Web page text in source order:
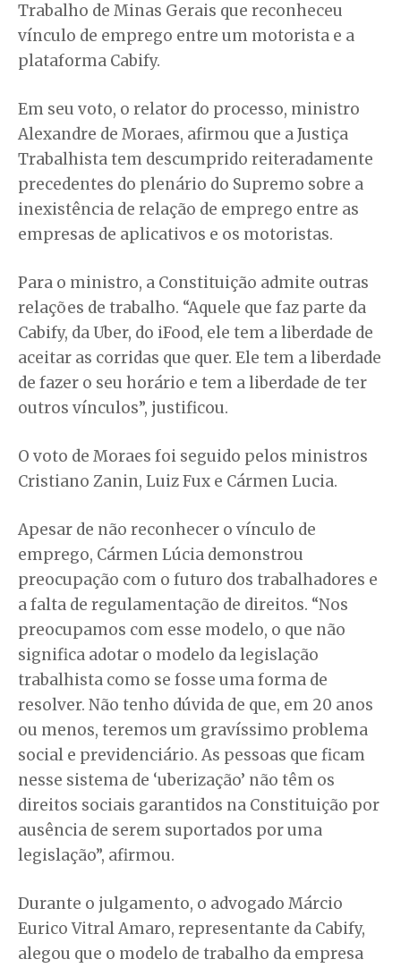
Trabalho de Minas Gerais que reconheceu
vínculo de emprego entre um motorista e a
plataforma Cabify.
Em seu voto, o relator do processo, ministro
Alexandre de Moraes, afirmou que a Justiça
Trabalhista tem descumprido reiteradamente
precedentes do plenário do Supremo sobre a
inexistência de relação de emprego entre as
empresas de aplicativos e os motoristas.
Para o ministro, a Constituição admite outras
relações de trabalho. “Aquele que faz parte da
Cabify, da Uber, do iFood, ele tem a liberdade de
aceitar as corridas que quer. Ele tem a liberdade
de fazer o seu horário e tem a liberdade de ter
outros vínculos”, justificou.
O voto de Moraes foi seguido pelos ministros
Cristiano Zanin, Luiz Fux e Cármen Lucia.
Apesar de não reconhecer o vínculo de
emprego, Cármen Lúcia demonstrou
preocupação com o futuro dos trabalhadores e
a falta de regulamentação de direitos. “Nos
preocupamos com esse modelo, o que não
significa adotar o modelo da legislação
trabalhista como se fosse uma forma de
resolver. Não tenho dúvida de que, em 20 anos
ou menos, teremos um gravíssimo problema
social e previdenciário. As pessoas que ficam
nesse sistema de ‘uberização’ não têm os
direitos sociais garantidos na Constituição por
ausência de serem suportados por uma
legislação”, afirmou.
Durante o julgamento, o advogado Márcio
Eurico Vitral Amaro, representante da Cabify,
alegou que o modelo de trabalho da empresa